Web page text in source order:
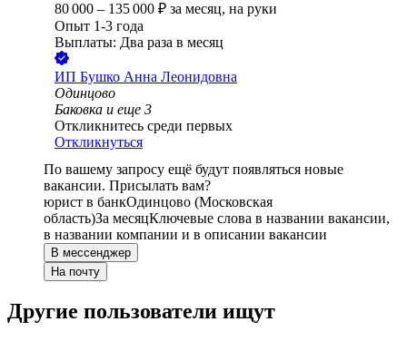
80 000 – 135 000 ₽ за месяц, на руки
Опыт 1-3 года
Выплаты: Два раза в месяц
ИП Бушко Анна Леонидовна
Одинцово
Баковка и еще 3
Откликнитесь среди первых
Откликнуться
По вашему запросу ещё будут появляться новые
вакансии. Присылать вам?
юрист в банкОдинцово (Московская
область)За месяцКлючевые слова в названии вакансии,
в названии компании и в описании вакансии
В мессенджер
На почту
Другие пользователи ищут